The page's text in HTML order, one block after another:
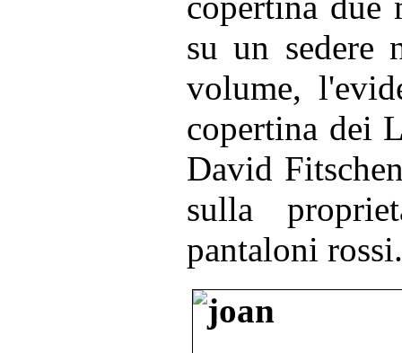
su un sedere
volume,
copertina dei
David
sulla
pantaloni